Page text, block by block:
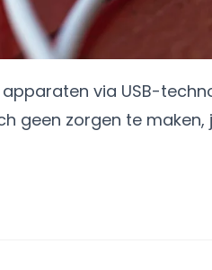
via USB-
geen zorgen te